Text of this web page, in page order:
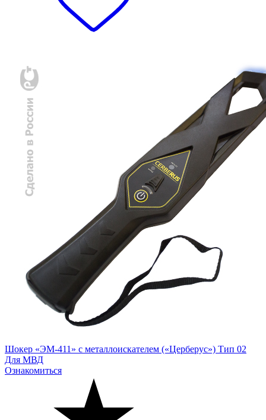
Шокер «ЭМ-411» с металлоискателем («Церберус») Тип 02
Для МВД
Ознакомиться